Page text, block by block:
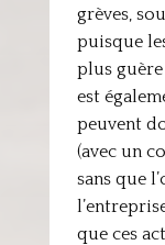
grèves,
puisque
plus
est
peuvent
(avec un
sans que
que ces